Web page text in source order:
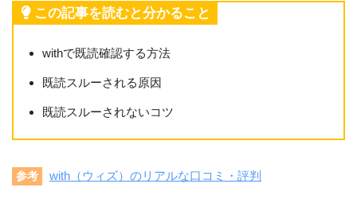
この記事を読むと分かること
withで既読確認する方法
既読スルーされる原因
既読スルーされないコツ
参考 with（ウィズ）のリアルな口コミ・評判